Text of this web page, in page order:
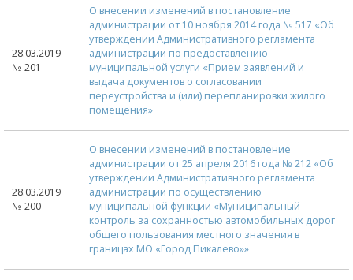
28.03.2019
№ 201
О внесении изменений в постановление
администрации от 10 ноября 2014 года № 517 «Об
утверждении Административного регламента
администрации по предоставлению
муниципальной услуги «Прием заявлений и
выдача документов о согласовании
переустройства и (или) перепланировки жилого
помещения»
28.03.2019
№ 200
О внесении изменений в постановление
администрации от 25 апреля 2016 года № 212 «Об
утверждении Административного регламента
администрации по осуществлению
муниципальной функции «Муниципальный
контроль за сохранностью автомобильных дорог
общего пользования местного значения в
границах МО «Город Пикалево»»